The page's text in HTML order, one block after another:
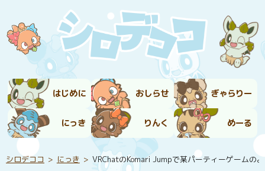
はじめに おしらせ ぎゃらりー
にっき りんく めーる
シロデココ にっき VRChatのKomari Jumpで某パーティーゲームの